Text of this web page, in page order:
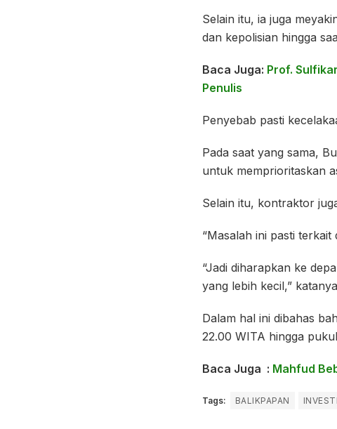
Selain itu, ia juga
dan kepolisian hingga
Baca Juga: Prof.
Penulis
Penyebab pasti
Pada saat yang sama,
untuk memprioritaskan
Selain itu, kontraktor
“Masalah ini pasti terkait
“Jadi diharapkan ke
yang lebih kecil,”
Dalam hal ini dibahas
22.00 WITA hingga
Baca Juga : Mahfud
Tags: BALIKPAPAN